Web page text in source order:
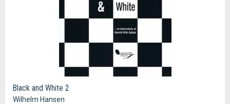
Black and White 2
Wilhelm Hansen